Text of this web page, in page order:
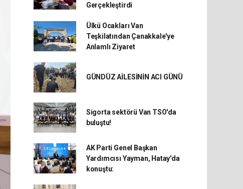
Gerçekleştirdi
Ülkü Ocakları Van
Teşkilatından Çanakkale'ye
Anlamlı Ziyaret
GÜNDÜZ AİLESİNİN ACI GÜNÜ
Sigorta sektörü Van TSO'da
buluştu!
AK Parti Genel Başkan
Yardımcısı Yayman, Hatay'da
konuştu: